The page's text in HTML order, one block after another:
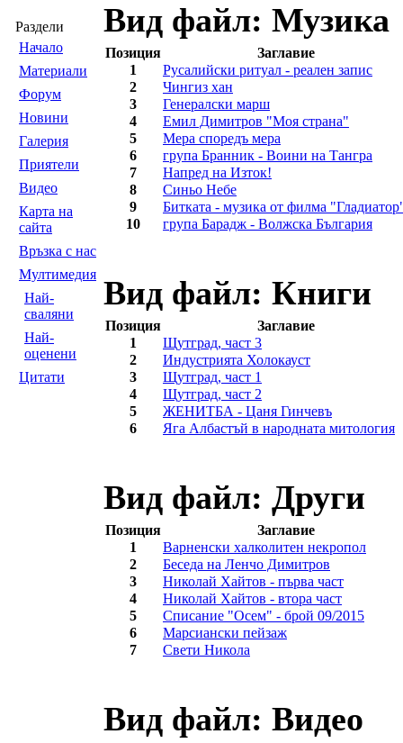
Раздели
Началo
Материали
Форум
Новини
Галерия
Приятели
Видео
Карта на
сайта
Връзка с нас
Мултимедия
Най-
сваляни
Най-
оценени
Цитати
Вид файл: Музика
Позиция
Заглавие
1
Русалийски ритуал - реален запис
2
Чингиз хан
3
Генералски марш
4
Емил Димитров "Моя страна"
5
Мера споредъ мера
6
група Бранник - Воини на Тангра
7
Напред на Изток!
8
Синьо Небе
9
Битката - музика от филма
10
група Барадж - Волжска България
Вид файл: Книги
Позиция
Заглавие
1
Щутград, част 3
2
Индустрията Холокауст
3
Щутград, част 1
4
Щутград, част 2
5
ЖЕНИТБА - Цаня Гинчевъ
6
Яга Албастъй в народната митология
Вид файл: Други
Позиция
Заглавие
1
Варненски халколитен некропол
2
Беседа на Ленчо Димитров
3
Николай Хайтов - първа част
4
Николай Хайтов - втора част
5
Списание "Осем" - брой 09/2015
6
Марсиански пейзаж
7
Свeти Никола
Вид файл: Видео